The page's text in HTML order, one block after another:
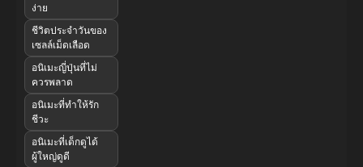
ง่าย
ชีวิตประจำวันของ
เซลล์เม็ดเลือด
อนิเมะญี่ปุ่นที่ไม่
ควรพลาด
อนิเมะที่ทำให้รัก
ชีวะ
อนิเมะที่เด็กดูได้
ผู้ใหญ่ดูดี